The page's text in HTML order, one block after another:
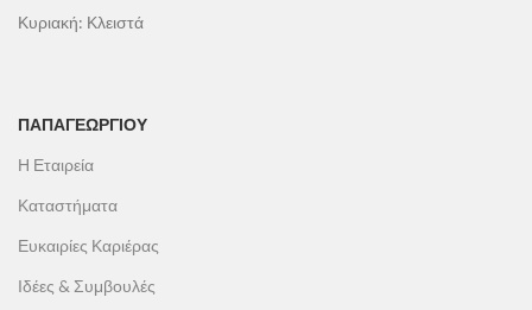
Κυριακή: Κλειστά
ΠΑΠΑΓΕΩΡΓΊΟΥ
Η Εταιρεία
Καταστήματα
Ευκαιρίες Καριέρας
Ιδέες & Συμβουλές